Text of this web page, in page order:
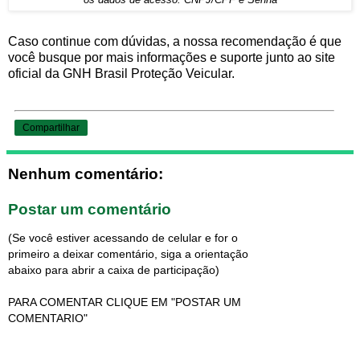
Caso continue com dúvidas, a nossa recomendação é que
você busque por mais informações e suporte junto ao site
oficial da GNH Brasil Proteção Veicular.
Compartilhar
Nenhum comentário:
Postar um comentário
(Se você estiver acessando de celular e for o
primeiro a deixar comentário, siga a orientação
abaixo para abrir a caixa de participação)
PARA COMENTAR CLIQUE EM "POSTAR UM
COMENTARIO"